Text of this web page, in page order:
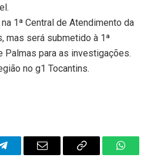
1ª Central de Atendimento da
mas será submetido à 1ª
Palmas para as investigações.
no g1 Tocantins.
TelegramEmail
Copy